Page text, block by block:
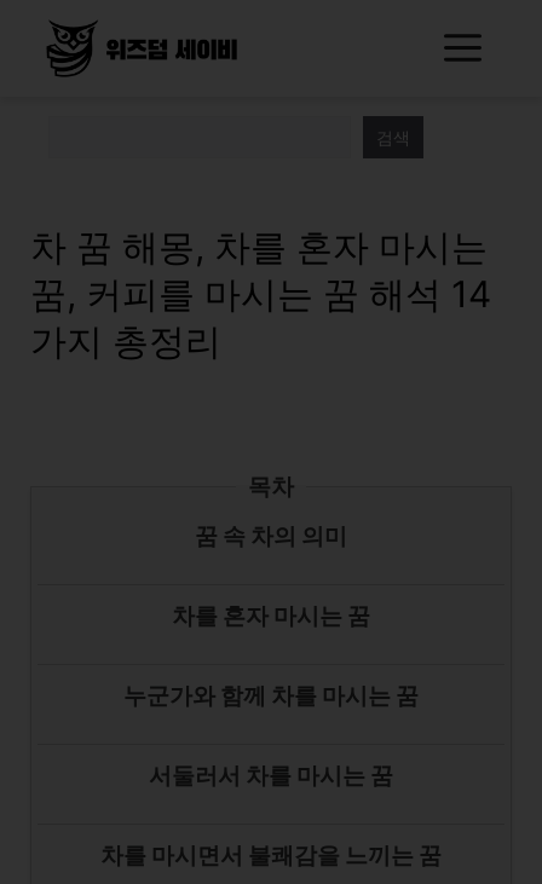
검색
차 꿈 해몽, 차를 혼자 마시는
꿈, 커피를 마시는 꿈 해석 14
가지 총정리
목차
꿈 속 차의 의미
차를 혼자 마시는 꿈
누군가와 함께 차를 마시는 꿈
서둘러서 차를 마시는 꿈
차를 마시면서 불쾌감을 느끼는 꿈